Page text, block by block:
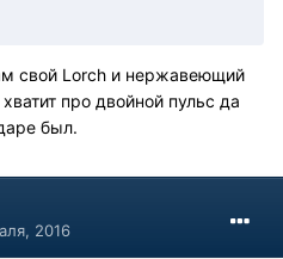
свой Lorch и нержавеющий
про двойной пульс да
был.
2016